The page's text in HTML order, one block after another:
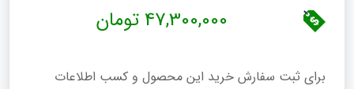
47,300,000 تومان
برای ثبت سفارش خرید این محصول و کسب اطلاعات